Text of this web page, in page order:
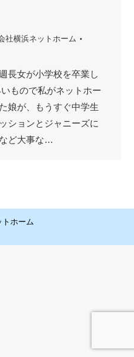
社横浜ネットホーム
長女が小学校を卒業し
もので私がネットホー
娘が、もうすぐ中学生
ションとジャニーズに
ど大事な…
ホーム